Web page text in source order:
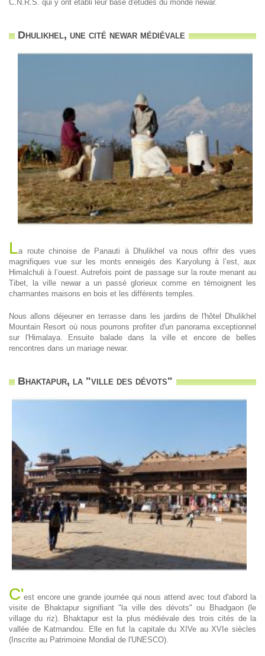
C.N.R.S. qui y ont établi leur base d'études du monde newar.
Dhulikhel, une cité newar médiévale
La route chinoise de Panauti à Dhulikhel va nous offrir des vues
magnifiques vue sur les monts enneigés des Karyolung à l’est, aux
Himalchuli à l’ouest. Autrefois point de passage sur la route menant au
Tibet, la ville newar a un passé glorieux comme en témoignent les
charmantes maisons en bois et les différents temples.
Nous allons déjeuner en terrasse dans les jardins de l'hôtel Dhulikhel
Mountain Resort où nous pourrons profiter d'un panorama exceptionnel
sur l'Himalaya. Ensuite balade dans la ville et encore de belles
rencontres dans un mariage newar.
Bhaktapur, la "ville des dévots"
C'est encore une grande journée qui nous attend avec tout d'abord la
visite de Bhaktapur signifiant "la ville des dévots" ou Bhadgaon (le
village du riz). Bhaktapur est la plus médiévale des trois cités de la
vallée de Katmandou. Elle en fut la capitale du XIVe au XVIe siècles
(Inscrite au Patrimoine Mondial de l'UNESCO).